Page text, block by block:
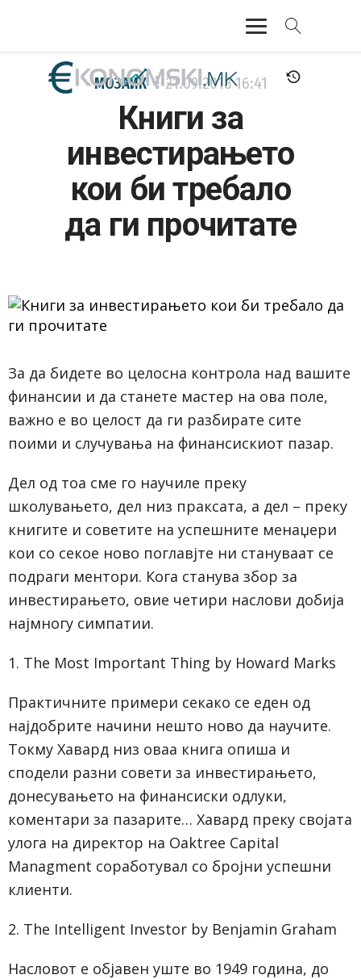
АКТУЕЛНО
ЕКОНОМИЈА
ФИНАНСИИ
БАНКАРСТВО
ЖИВОТ
МОЗАИК 21.09.201816:41
Книги за
инвестирањето
кои би требало
да ги прочитате
За да бидете во целосна контрола над вашите
финансии и да станете мастер на ова поле,
важно е во целост да ги разбирате сите
поими и случувања на финансискиот пазар.
Дел од тоа сме го научиле преку
школувањето, дел низ праксата, а дел – преку
книгите и советите на успешните менаџери
кои со секое ново поглавјте ни стануваат се
подраги ментори. Кога станува збор за
инвестирањето, овие четири наслови добија
најмногу симпатии.
1. The Most Important Thing by Howard Marks
Практичните примери секако се еден од
најдобрите начини нешто ново да научите.
Токму Хавард низ оваа книга опиша и
сподели разни совети за инвестирањето,
донесувањето на финансиски одлуки,
коментари за пазарите… Хавард преку својата
улога на директор на Oaktree Capital
Managment соработувал со бројни успешни
клиенти.
2. The Intelligent Investor by Benjamin Graham
Насловот е објавен уште во 1949 година, до